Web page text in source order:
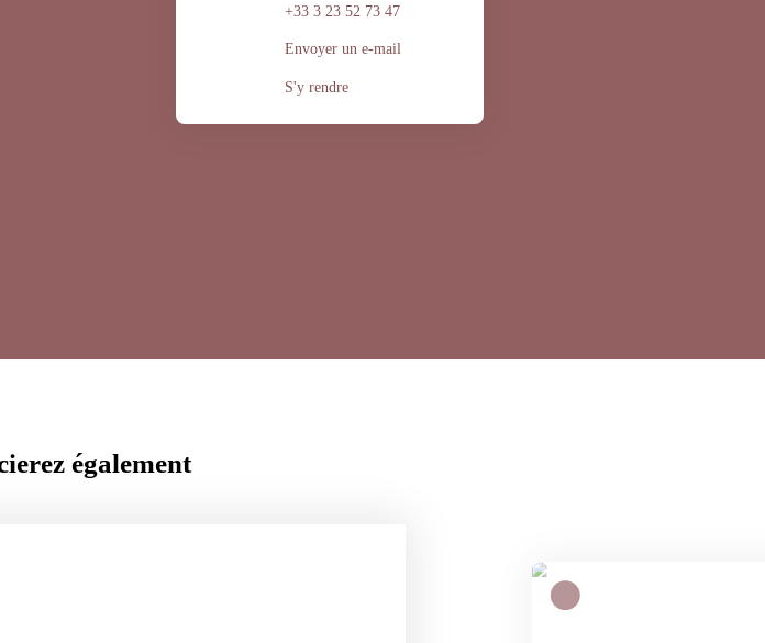
+33 3 23 52 73 47
Envoyer un e-mail
S'y rendre
également